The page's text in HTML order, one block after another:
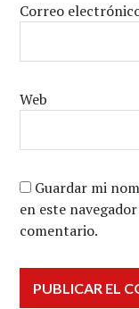
Correo
Web
Guardar mi
en este
comentario.